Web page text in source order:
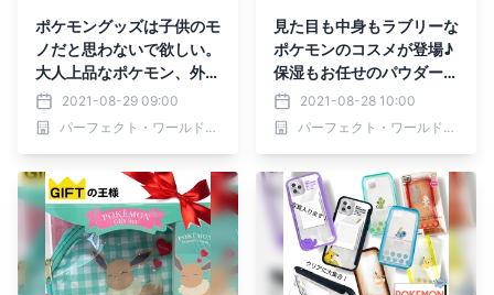
ポケモングッズは子供のモ
ノだと思わないで欲しい。
大人上品なポケモン、外は
シンプル中はどこまでも可
愛くが鉄則のポケモングッ
ズ達から目が離せない！
2021-08-29 09:00
パーフェクト・ワールド株式会社
見た目も中身もラブリーな
ポケモンのコスメが登場♪
保湿もお任せのパウダー＆
リップクリーム
2021-08-28 10:00
パーフェクト・ワールド株式会社